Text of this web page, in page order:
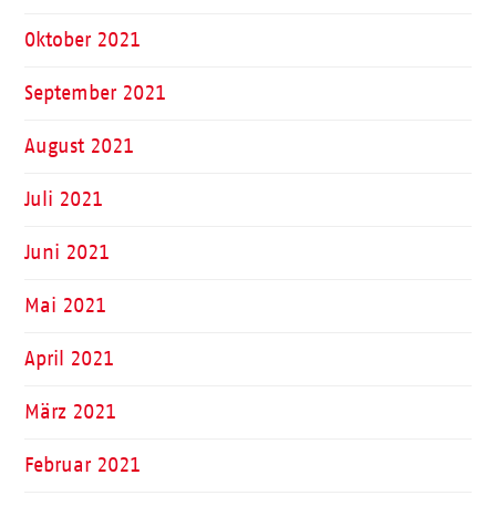
Oktober 2021
September 2021
August 2021
Juli 2021
Juni 2021
Mai 2021
April 2021
März 2021
Februar 2021